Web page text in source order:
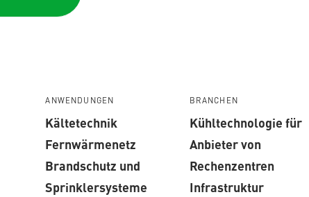
ANWENDUNGEN
Kältetechnik
Fernwärmenetz
Brandschutz und
Sprinklersysteme
BRANCHEN
Kühltechnologie für
Anbieter von
Rechenzentren
Infrastruktur